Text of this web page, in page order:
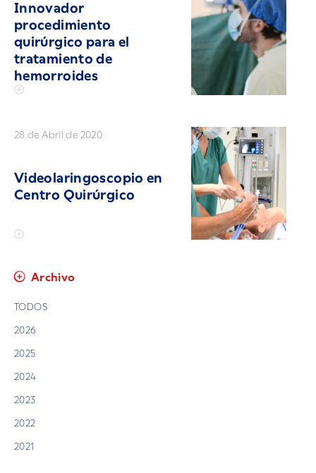
Innovador
procedimiento
quirúrgico para el
tratamiento de
hemorroides
28 de Abril de 2020
Videolaringoscopio en
Centro Quirúrgico
Archivo
TODOS
2026
2025
2024
2023
2022
2021